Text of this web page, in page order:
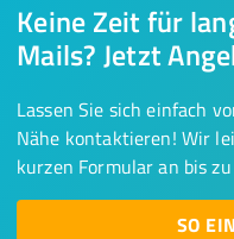
Keine Zeit für
Mails? Jetzt
Lassen Sie sich einfach
Nähe kontaktieren! Wir
kurzen Formular an bis
SO